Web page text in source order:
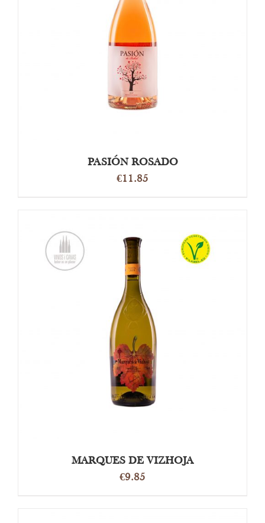
DETAILS
PASIÓN ROSADO
€11.85
DETAILS
MARQUES DE VIZHOJA
€9.85